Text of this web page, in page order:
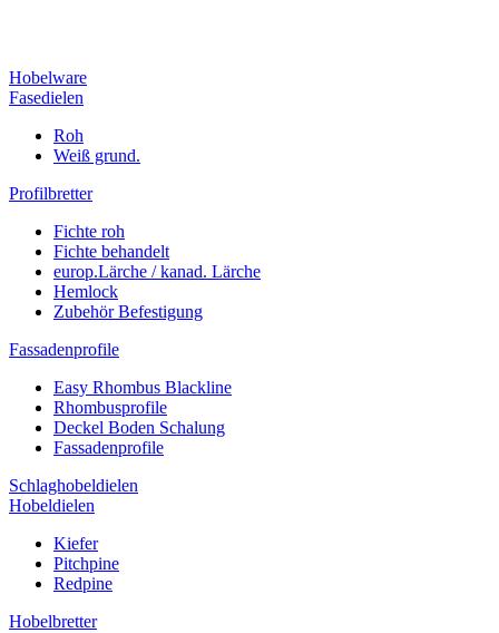
Hobelware
Fasedielen
Roh
Weiß grund.
Profilbretter
Fichte roh
Fichte behandelt
europ.Lärche / kanad. Lärche
Hemlock
Zubehör Befestigung
Fassadenprofile
Easy Rhombus Blackline
Rhombusprofile
Deckel Boden Schalung
Fassadenprofile
Schlaghobeldielen
Hobeldielen
Kiefer
Pitchpine
Redpine
Hobelbretter